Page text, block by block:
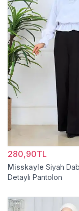
280,90TL
Misskayle Siyah
Detaylı Pantolon